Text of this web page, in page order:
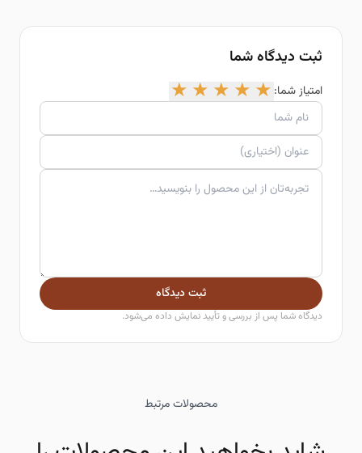
ثبت دیدگاه شما
امتیاز شما: ★
★
★
★
★
ثبت دیدگاه
دیدگاه شما پس از بررسی و تأیید نمایش داده می‌شود.
محصولات مرتبط